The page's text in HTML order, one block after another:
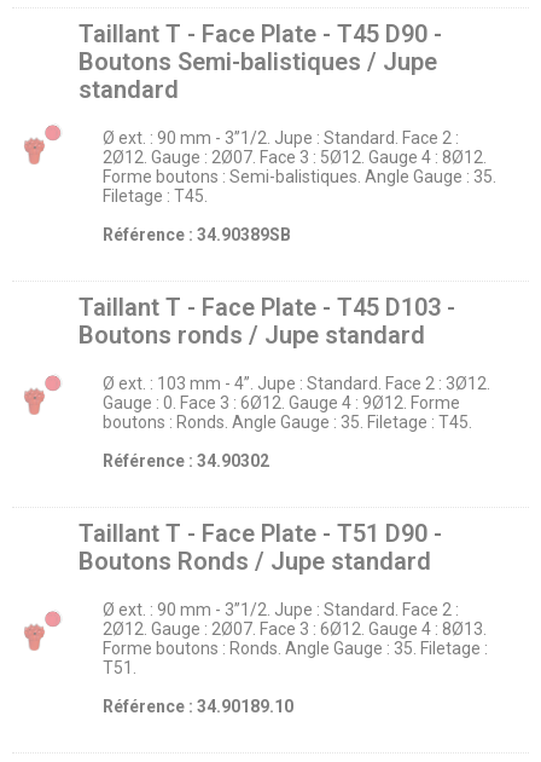
Taillant T - Face Plate - T45 D90 -
Boutons Semi-balistiques / Jupe
standard
Ø ext. : 90 mm - 3’’1/2. Jupe : Standard. Face 2 :
2Ø12. Gauge : 2Ø07. Face 3 : 5Ø12. Gauge 4 : 8Ø12.
Forme boutons : Semi-balistiques. Angle Gauge : 35.
Filetage : T45.
Référence : 34.90389SB
Taillant T - Face Plate - T45 D103 -
Boutons ronds / Jupe standard
Ø ext. : 103 mm - 4’’. Jupe : Standard. Face 2 : 3Ø12.
Gauge : 0. Face 3 : 6Ø12. Gauge 4 : 9Ø12. Forme
boutons : Ronds. Angle Gauge : 35. Filetage : T45.
Référence : 34.90302
Taillant T - Face Plate - T51 D90 -
Boutons Ronds / Jupe standard
Ø ext. : 90 mm - 3’’1/2. Jupe : Standard. Face 2 :
2Ø12. Gauge : 2Ø07. Face 3 : 6Ø12. Gauge 4 : 8Ø13.
Forme boutons : Ronds. Angle Gauge : 35. Filetage :
T51.
Référence : 34.90189.10